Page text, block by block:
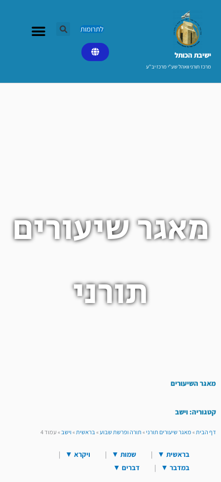
ישיבת הכותל​
מרכז תורני וואהל שע"י מרכז יב"ע
לתרומות
מאגר שיעורים
תורני
מאגר השיעורים
קטגוריה: וישב
דף הבית»מאגר שיעורים תורני»תורה ופרשת שבוע»בראשית»וישב»עמוד 4
בראשית ▼ שמות ▼ ויקרא ▼
במדבר ▼ דברים ▼